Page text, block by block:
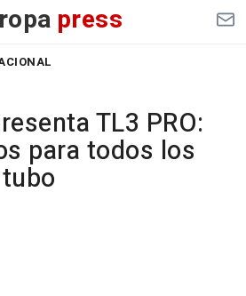
press
TL3 PRO:
para todos los